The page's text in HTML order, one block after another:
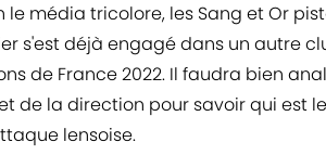
le média tricolore, les Sang et Or
s'est déjà engagé dans un autre
de France 2022. Il faudra bien
de la direction pour savoir qui est
lensoise.